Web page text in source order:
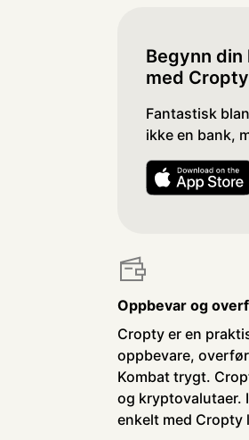
Begynn
med
Fantastisk
ikke en bank,
Oppbevar og
Cropty er en
oppbevare,
Kombat trygt.
og kryptovalutaer.
enkelt med Cropty